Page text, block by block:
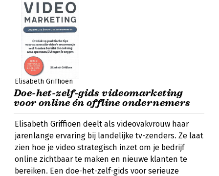
Elisabeth Griffioen
Doe-het-zelf-gids videomarketing
voor online én offline ondernemers
Elisabeth Griffioen deelt als videovakvrouw haar
jarenlange ervaring bij landelijke tv-zenders. Ze laat
zien hoe je video strategisch inzet om je bedrijf
online zichtbaar te maken en nieuwe klanten te
bereiken. Een doe-het-zelf-gids voor serieuze